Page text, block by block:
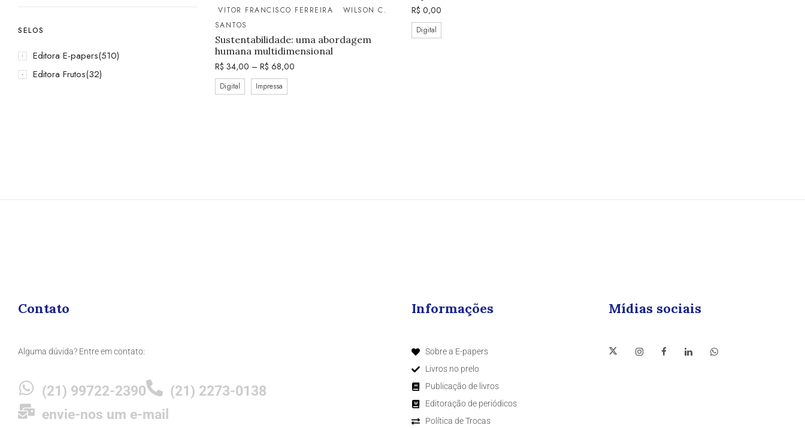
SELOS
Editora E-papers(510)
Editora Frutos(32)
VITOR FRANCISCO FERREIRA
WILSON C.
SANTOS
Sustentabilidade: uma abordagem
humana multidimensional
R$ 34,00 – R$ 68,00
Digital Impressa
R$ 0,00
Digital
Contato
Alguma dúvida? Entre em contato:
(21) 99722-2390
(21) 2273-0138
envie-nos um e-mail
Informações
Sobre a E-papers
Livros no prelo
Publicação de livros
Editoração de periódicos
Política de Trocas
Mídias sociais